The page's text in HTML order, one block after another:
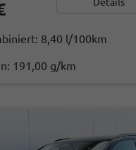
8,40 l/100km
191,00 g/km